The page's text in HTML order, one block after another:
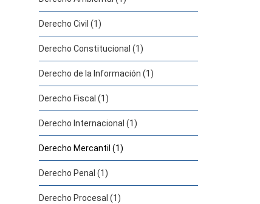
Derecho Civil (1)
Derecho Constitucional (1)
Derecho de la Información (1)
Derecho Fiscal (1)
Derecho Internacional (1)
Derecho Mercantil (1)
Derecho Penal (1)
Derecho Procesal (1)